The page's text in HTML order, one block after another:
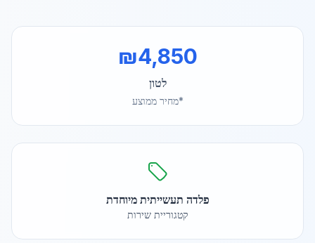
₪4,850
לטון
*מחיר ממוצע
פלדה תעשייתית מיוחדת
קטגוריית שירות